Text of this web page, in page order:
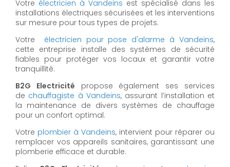
Votre électricien à Vandeins est spécialisé dans les
installations électriques sécurisées et les interventions
sur mesure pour tous types de projets.
Votre électricien pour pose d'alarme à Vandeins,
cette entreprise installe des systèmes de sécurité
fiables pour protéger vos locaux et garantir votre
tranquillité.
B2G Electricité propose également ses services
de chauffagiste à Vandeins, assurant l’installation et
la maintenance de divers systèmes de chauffage
pour un confort optimal.
Votre plombier à Vandeins, intervient pour réparer ou
remplacer vos appareils sanitaires, garantissant une
plomberie efficace et durable.